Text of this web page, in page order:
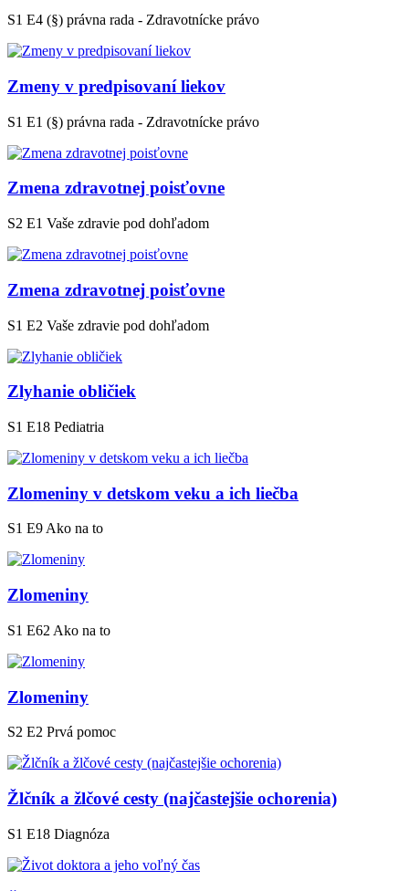
S1 E4 (§) právna rada - Zdravotnícke právo
Zmeny v predpisovaní liekov
S1 E1 (§) právna rada - Zdravotnícke právo
Zmena zdravotnej poisťovne
S2 E1 Vaše zdravie pod dohľadom
Zmena zdravotnej poisťovne
S1 E2 Vaše zdravie pod dohľadom
Zlyhanie obličiek
S1 E18 Pediatria
Zlomeniny v detskom veku a ich liečba
S1 E9 Ako na to
Zlomeniny
S1 E62 Ako na to
Zlomeniny
S2 E2 Prvá pomoc
Žlčník a žlčové cesty (najčastejšie ochorenia)
S1 E18 Diagnóza